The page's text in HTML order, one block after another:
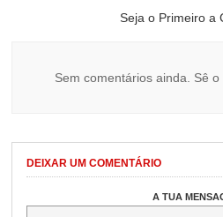
Seja o Primeiro a
Sem comentários ainda. Sê
DEIXAR UM COMENTÁRIO
A TUA